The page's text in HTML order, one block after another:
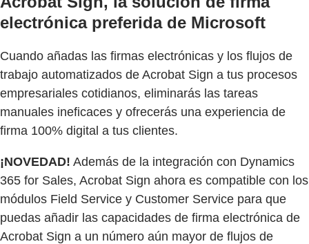
electrónica preferida de Microsoft
Cuando añadas las firmas electrónicas y los flujos de
trabajo automatizados de Acrobat Sign a tus procesos
empresariales cotidianos, eliminarás las tareas
manuales ineficaces y ofrecerás una experiencia de
firma 100% digital a tus clientes.
¡NOVEDAD! Además de la integración con Dynamics
365 for Sales, Acrobat Sign ahora es compatible con los
módulos Field Service y Customer Service para que
puedas añadir las capacidades de firma electrónica de
Acrobat Sign a un número aún mayor de flujos de